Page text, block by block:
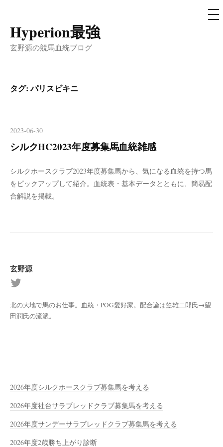
コ
ン
ツ
へ
ッ
プ
Hyperion最強
玄野源の競馬血統ブログ
メ
ニ
タグ:パリスビキニ
2023-06-30
シルクHC2023年度募集馬血統雑感
シルクホースクラブ2023年度募集馬から、気になる血統を持つ馬
をピックアップして紹介。血統表・基本データとともに、簡易配
合解説を掲載。
玄野源
北の大地で馬のお仕事。血統・POG愛好家。配合論は笠雄二郎氏→望
田潤氏の流派。
2026年度シルクホースクラブ募集馬を考える
2026年度社台サラブレッドクラブ募集馬を考える
2026年度サンデーサラブレッドクラブ募集馬を考える
2026年度2歳勝ち上がり診断